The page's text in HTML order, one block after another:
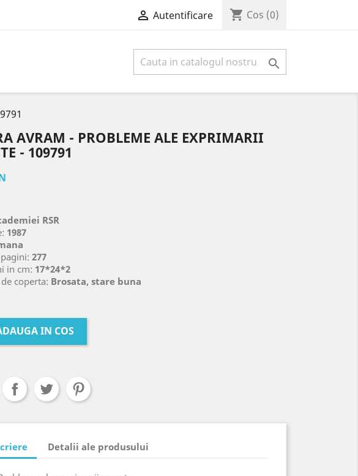
 Autentificare shopping_cart Cos (0)

AVRAM - PROBLEME ALE EXPRIMARII
- 109791
RSR
1987
277
in cm: 17*24*2
coperta: Brosata, stare buna
IN COS
Detalii ale produsului